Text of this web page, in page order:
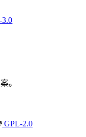
3.0
。
GPL-2.0